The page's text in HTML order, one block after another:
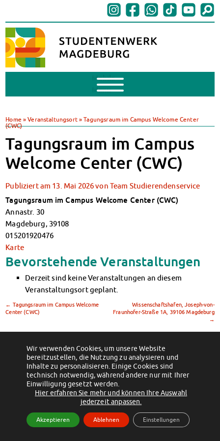
Mobile
Menu
BAföG beantragen
BAföG-FAQs
Dokumente
BAföG-Sprechstunden
Kredite & Stipendien
Mensen & Cafeterien
Heute in unseren Mensen
JoGo – Studibar + Eventspace
Klimabewusst essen
Mensa-FAQs
CampusCatering
MensaFeedback
AnsprechpartnerInnen
Wohnen
Wohnheime in Magdeburg
MIT einander – FÜR einander
Wohnheimtutoren
Schadensmeldung
Wohnen-FAQ
Dokumente
AnsprechpartnerInnen
Soziales & Beratung
Home »Veranstaltungsort»Tagungsraum im Campus Welcome Center
(CWC)
Tagungsraum im Campus
Welcome Center (CWC)
Publiziert am 13. Mai 2026von Team Studierendenservice
Tagungsraum im Campus Welcome Center (CWC)
Annastr. 30
Magdeburg, 39108
015201920476
Karte
Bevorstehende Veranstaltungen
Derzeit sind keine Veranstaltungen an diesem
Veranstaltungsort geplant.
← Tagungsraum im Campus Welcome
Center (CWC)
Wissenschaftshafen, Joseph-von-
Fraunhofer-Straße 1A, 39106 Magdeburg
→
(c) 2012 - 2026 by Studentenwerk Magdeburg - Anstalt des öffentlichen
Rechts
Facebook
Instagram TikTok
Youtube
Impressum
Datenschutzerklärung Erklärung zur Barrierefreiheit
Wir verwenden Cookies, um unsere Website
bereitzustellen, die Nutzung zu analysieren und
Inhalte zu personalisieren. Einige Cookies sind
technisch notwendig, während andere nur mit Ihrer
Einwilligung gesetzt werden.
Hier erfahren Sie mehr und können Ihre Auswahl
jederzeit anpassen.
Akzeptieren Ablehnen Einstellungen